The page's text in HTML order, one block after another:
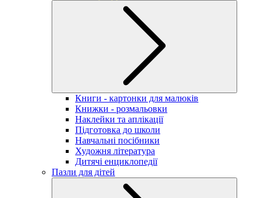
Книги - картонки для малюків
Книжки - розмальовки
Наклейки та аплікації
Підготовка до школи
Навчальні посібники
Художня література
Дитячі енциклопедії
Пазли для дітей